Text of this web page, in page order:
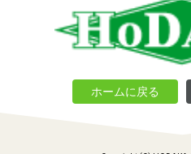
ホームに戻る